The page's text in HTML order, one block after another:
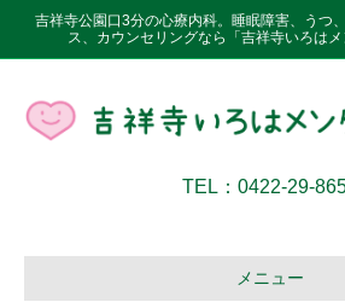
吉祥寺公園口3分の心療内科。睡眠障害、うつ
ス、カウンセリングなら「吉祥寺いろはメ
TEL：0422-29-
メニュー